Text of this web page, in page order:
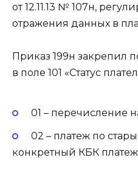
от 12.11.13 № 107н,
отражения данных в
Приказ 199н закрепил
в поле 101 «Статус
01 – перечисление
02 – платеж по
конкретный КБК